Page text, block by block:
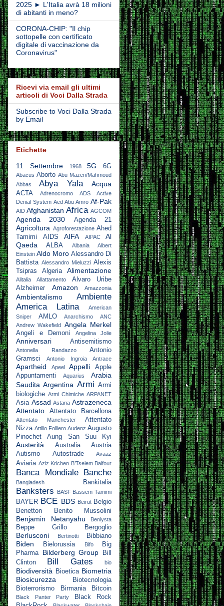
2025 ► L'Italia avrà 18 milioni
di abitanti in meno?
CORONA-CHIP: "Il chip
sottopelle con certificato
digitale di vaccinazione da
Coronavirus"
Ricevi via email gli ultimi
articoli di Voci Dalla Strada
Subscribe to Voci Dalla Strada
by Email
Etichette
11 Settembre
1968 5G 6G
Abacus Aborto Abu Mazen/Mahmoud
Abbas
Abya Yala Acqua
ACTA Adrenocromo
ADS Active
Denial System Aed Abu Amro Af-Pak
AfD Afghanistan Africa AGCOM
Agenda 2030 Agenda 21
Agricoltura Agroforestazione Ahed
Tamimi
AIDS AIFA AIPAC
Al
Qaeda
ALBA Albania
Albert
Einstein Aldo Moro Alessandro Di
Battista Alessandro Mieluzzi Alexis
Tsipras
Algeria Alimentazione
Alitalia Allattamento
Alvaro Uribe
Alzheimer
Amazon Amazzonia
Ambientalismo
Ambiente
America Latina
American
Sniper
AMLO Anarchismo
ANC
Andrew Wakefield Angela Merkel
Angeli e Demoni Angelina Jolie
Anniversari Antisemitismo
Antonella Randazzo
Antonio
Gramsci
Antonio Ingroia Antrace
Apartheid Apeel Appelli
Apple
Appuntamenti
Aquarius
Arabia
Saudita Argentina Armi Armi
biologiche Armi Chimiche ARPANET
Asia Assad Astana Astrazeneca
Attentato
Attentato Barcellona
Attentato Manchester
Attentato
Nizza Attilio Folliero Audenz Augusto
Pinochet
Aung San Suu Kyi
Austerità Australia
Austria
Autismo
Autostrade Avaaz
Aviaria Aziz Krichen B’Tselem Balfour
Banca Mondiale Banche
Bangladesh Bankitalia
Banksters BASF Bassem Tamimi
BAYER BCE BDS Beirut Belgio
Benetton
Benito Mussolini
Benjamin Netanyahu Benlysta
Beppe Grillo Bergoglio
Berlusconi Bertinotti Bibbiano
Biden Bielorussia Bifo
Big
Pharma
Bilderberg Group
Bill
Clinton
Bill Gates bio
Biodiversità Bioetica Biometria
Biosicurezza
Biotecnologia
Bioterrorismo
Birmania Bitcoin
Black Panter Party
Black Rock